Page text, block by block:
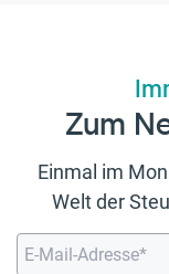
Zum
Einmal im
Welt der